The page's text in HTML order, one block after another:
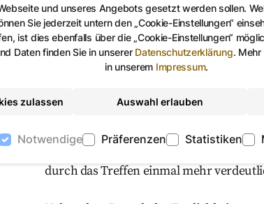
und unseres Angebots gesetzt werden sollen.
Sie jederzeit untern den „Cookie-Einstellungen“
ist dies ebenfalls über die „Cookie-Einstellungen“
Daten finden Sie in unserer Datenschutzerklärung. Mehr
in unserem Impressum.
zulassen Auswahl erlauben
Notwendige Präferenzen Statistiken
Polnische Tänzerinnen der Akademia Tanca vor
Trainerin Monika Kotowska war sehr
Geras Oberbürgermeister, Julian
willkommen und bedankte sich für so
sind länderübergreifende
betonte er. Gera steht für ein
durch das Treffen einmal mehr